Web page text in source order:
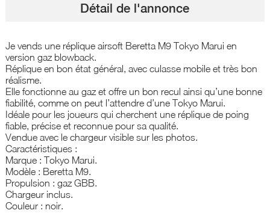
Détail de l'annonce
Je vends une réplique airsoft Beretta M9 Tokyo Marui en
version gaz blowback.
Réplique en bon état général, avec culasse mobile et très bon
réalisme.
Elle fonctionne au gaz et offre un bon recul ainsi qu’une bonne
fiabilité, comme on peut l’attendre d’une Tokyo Marui.
Idéale pour les joueurs qui cherchent une réplique de poing
fiable, précise et reconnue pour sa qualité.
Vendue avec le chargeur visible sur les photos.
Caractéristiques :
Marque : Tokyo Marui.
Modèle : Beretta M9.
Propulsion : gaz GBB.
Chargeur inclus.
Couleur : noir.